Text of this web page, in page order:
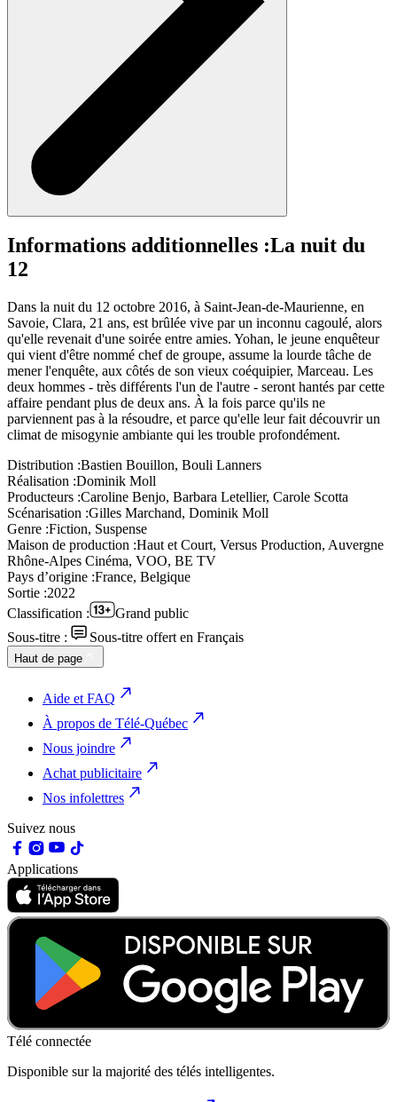
Informations additionnelles :La nuit du
12
Dans la nuit du 12 octobre 2016, à Saint-Jean-de-Maurienne, en
Savoie, Clara, 21 ans, est brûlée vive par un inconnu cagoulé, alors
qu'elle revenait d'une soirée entre amies. Yohan, le jeune enquêteur
qui vient d'être nommé chef de groupe, assume la lourde tâche de
mener l'enquête, aux côtés de son vieux coéquipier, Marceau. Les
deux hommes - très différents l'un de l'autre - seront hantés par cette
affaire pendant plus de deux ans. À la fois parce qu'ils ne
parviennent pas à la résoudre, et parce qu'elle leur fait découvrir un
climat de misogynie ambiante qui les trouble profondément.
Distribution :Bastien Bouillon, Bouli Lanners
Réalisation :Dominik Moll
Producteurs :Caroline Benjo, Barbara Letellier, Carole Scotta
Scénarisation :Gilles Marchand, Dominik Moll
Genre :Fiction, Suspense
Maison de production :Haut et Court, Versus Production, Auvergne
Rhône-Alpes Cinéma, VOO, BE TV
Pays d’origine :France, Belgique
Sortie :2022
Classification :
Grand public
Sous-titre :
Sous-titre offert en Français
Haut de page
Aide et FAQ
À propos de Télé-Québec
Nous joindre
Achat publicitaire
Nos infolettres
Suivez nous
Applications
Télé connectée
Disponible sur la majorité des télés intelligentes.